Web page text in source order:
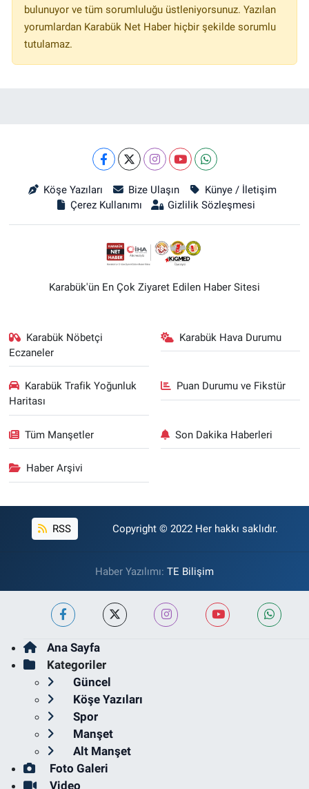
bulunuyor ve tüm sorumluluğu üstleniyorsunuz. Yazılan
yorumlardan Karabük Net Haber hiçbir şekilde sorumlu
tutulamaz.
Köşe Yazıları Bize Ulaşın
Künye / İletişim
Çerez Kullanımı
Gizlilik Sözleşmesi
Karabük'ün En Çok Ziyaret Edilen Haber Sitesi
Karabük Nöbetçi
Eczaneler
Karabük Hava Durumu
Karabük Trafik Yoğunluk
Haritası
Puan Durumu ve Fikstür
Tüm Manşetler Son Dakika Haberleri
Haber Arşivi
RSS Copyright © 2022 Her hakkı saklıdır.
Haber Yazılımı: TE Bilişim
Ana Sayfa
Kategoriler
Güncel
Köşe Yazıları
Spor
Manşet
Alt Manşet
Foto Galeri
Video